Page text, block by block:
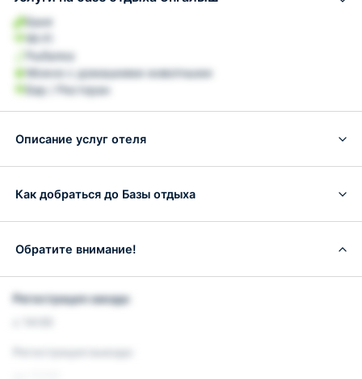
Баня
Wi-Fi
Рыбалка
Можно с домашними животными
Бар / Ресторан
Описание услуг отеля
Как добраться до Базы отдыха
Обратите внимание!
Регистрация заезда: